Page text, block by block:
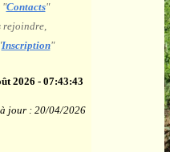
2026 - 07:43:44
jour : 20/04/2026
"Contacts"
rejoindre,
Inscription"